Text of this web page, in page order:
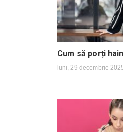
Cum să porți
luni, 29 decembrie